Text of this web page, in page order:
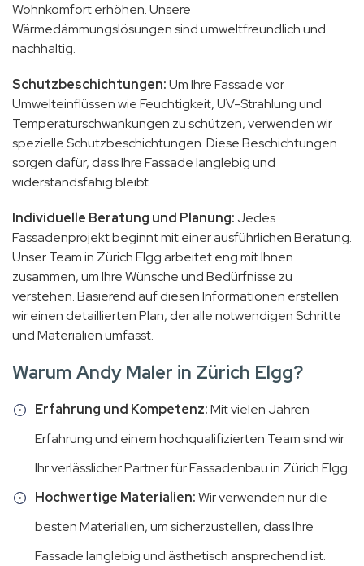
Wohnkomfort erhöhen. Unsere
Wärmedämmungslösungen sind umweltfreundlich und
nachhaltig.
Schutzbeschichtungen:Um Ihre Fassade vor
Umwelteinflüssen wie Feuchtigkeit, UV-Strahlung und
Temperaturschwankungen zu schützen, verwenden wir
spezielle Schutzbeschichtungen. Diese Beschichtungen
sorgen dafür, dass Ihre Fassade langlebig und
widerstandsfähig bleibt.
Individuelle Beratung und Planung: Jedes
Fassadenprojekt beginnt mit einer ausführlichen Beratung.
Unser Team in Zürich Elgg arbeitet eng mit Ihnen
zusammen, um Ihre Wünsche und Bedürfnisse zu
verstehen. Basierend auf diesen Informationen erstellen
wir einen detaillierten Plan, der alle notwendigen Schritte
und Materialien umfasst.
Warum Andy Maler in Zürich Elgg?
Erfahrung und Kompetenz:Mit vielen Jahren
Erfahrung und einem hochqualifizierten Team sind wir
Ihr verlässlicher Partner für Fassadenbau in Zürich Elgg.
Hochwertige Materialien:Wir verwenden nur die
besten Materialien, um sicherzustellen, dass Ihre
Fassade langlebig und ästhetisch ansprechend ist.